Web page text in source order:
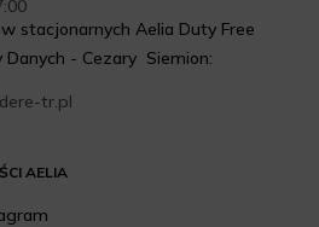
AELIA
stacjonarnych Aelia Duty Free
Danych - Cezary Siemion:
tr.pl